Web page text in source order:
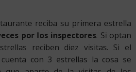
reciba su primera estrella
por los inspectores. Si optan
reciben diez visitas. Si el
con 3 estrellas la cosa se